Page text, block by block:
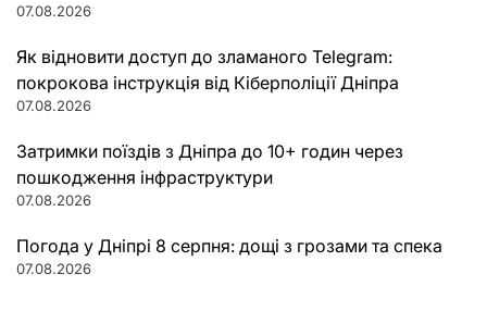
07.08.2026
Як відновити доступ до зламаного Telegram:
покрокова інструкція від Кіберполіції Дніпра
07.08.2026
Затримки поїздів з Дніпра до 10+ годин через
пошкодження інфраструктури
07.08.2026
Погода у Дніпрі 8 серпня: дощі з грозами та спека
07.08.2026